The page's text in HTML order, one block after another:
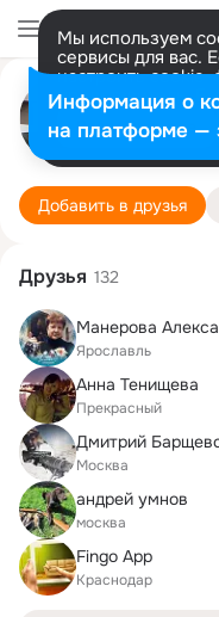
Мы используем
сервисы для вас.
настроить
представитель.
Разрешить все
Москва
Добавить в друзья
Друзья 132
Манерова
Ярославль
Анна Тенищева
Прекрасный
Дмитрий
Москва
андрей умнов
москва
Fingo App
Краснодар
Информация о
на платформе —